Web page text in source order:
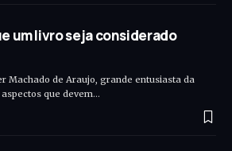
um livro seja considerado
Machado de Araujo, grande entusiasta da
que devem…